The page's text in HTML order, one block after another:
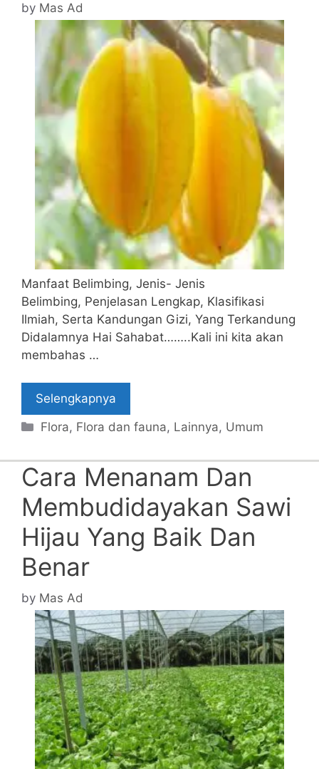
by Mas Ad
Manfaat Belimbing, Jenis- Jenis
Belimbing, Penjelasan Lengkap, Klasifikasi
Ilmiah, Serta Kandungan Gizi, Yang Terkandung
Didalamnya Hai Sahabat……..Kali ini kita akan
membahas …
Selengkapnya
Categories
Flora, Flora dan fauna, Lainnya, Umum
Cara Menanam Dan
Membudidayakan Sawi
Hijau Yang Baik Dan
Benar
by Mas Ad